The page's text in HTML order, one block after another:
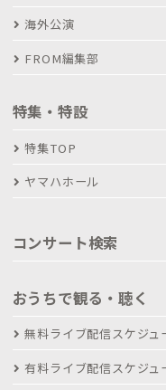
海外公演
FROM編集部
特集・特設
特集TOP
ヤマハホール
コンサート検索
おうちで観る・聴く
無料ライブ配信スケジュ
有料ライブ配信スケジュ